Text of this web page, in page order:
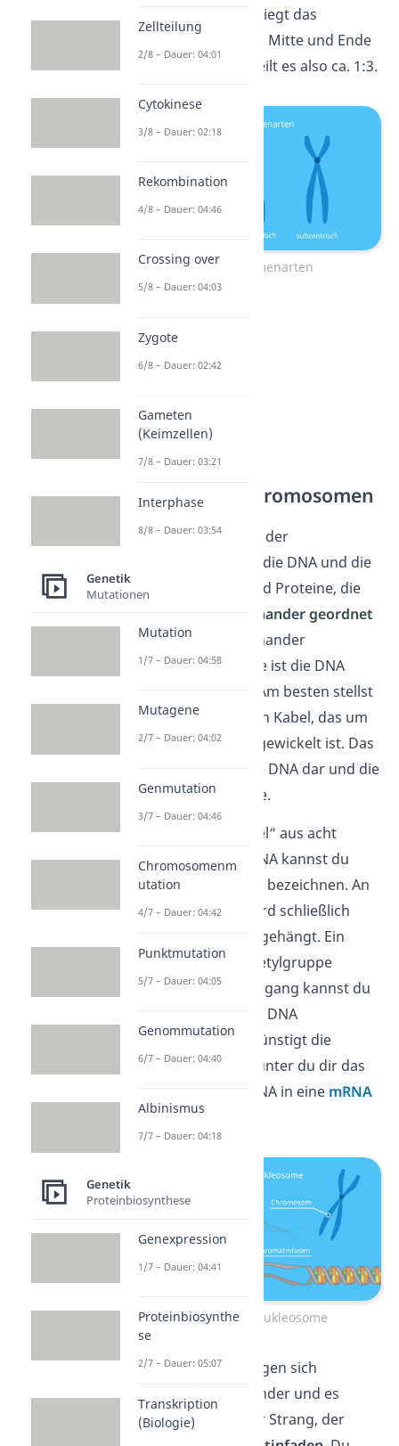
Chromosom. Dabei liegt das
Zentromer zwischen Mitte und Ende
des Chromosoms, teilt es also ca. 1:3.
Chromosomenarten
Feinbau der Chromosomen
Die Grundbausteine der
Chromosomen sind die DNA und die
Histone.
sind Proteine, die
zu acht aneinander geordnet
sind. Um diese aneinander
geordneten Proteine ist die DNA
gewickelt. Am besten stellst
du dir das vor wie ein Kabel, das um
eine Kabeltrommel gewickelt ist. Das
Kabel stellt dabei die DNA dar und die
Trommel die Histone.
Diese „Kabeltrommel“ aus acht
Histonen und der DNA kannst du
auch als
bezeichnen. An
jedes Nukleosom wird schließlich
noch ein Acetatrest gehängt. Ein
Acetatrest ist die Acetylgruppe
CH COO. Diesen Vorgang kannst du
der DNA
bezeichnen. Sie begünstigt die
Transkription
worunter du dir das
der DNA in eine mRNA
vorstellen kannst.
Bildung der Nukleosome
Die Nukleosomen legen sich
spiralförmig aneinander und es
bildet sich ein langer Strang, der
Zellteilung
2/8 – Dauer: 04:01
Cytokinese
3/8 – Dauer: 02:18
Rekombination
4/8 – Dauer: 04:46
Crossing over
5/8 – Dauer: 04:03
Zygote
6/8 – Dauer: 02:42
Gameten
(Keimzellen)
7/8 – Dauer: 03:21
Interphase
8/8 – Dauer: 03:54
Genetik
Mutationen
Mutation
1/7 – Dauer: 04:58
Mutagene
2/7 – Dauer: 04:02
Genmutation
3/7 – Dauer: 04:46
Chromosomenm
utation
4/7 – Dauer: 04:42
Punktmutation
5/7 – Dauer: 04:05
Genommutation
6/7 – Dauer: 04:40
Albinismus
7/7 – Dauer: 04:18
Genetik
Proteinbiosynthese
Genexpression
1/7 – Dauer: 04:41
Proteinbiosynthe
se
2/7 – Dauer: 05:07
Transkription
(Biologie)